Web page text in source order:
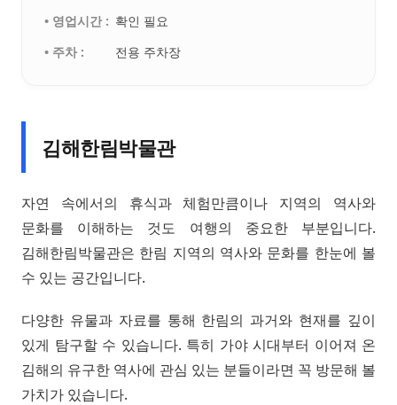
• 영업시간 : 확인 필요
• 주차 :
전용 주차장
김해한림박물관
자연 속에서의 휴식과 체험만큼이나 지역의 역사와
문화를 이해하는 것도 여행의 중요한 부분입니다.
김해한림박물관은 한림 지역의 역사와 문화를 한눈에 볼
수 있는 공간입니다.
다양한 유물과 자료를 통해 한림의 과거와 현재를 깊이
있게 탐구할 수 있습니다. 특히 가야 시대부터 이어져 온
김해의 유구한 역사에 관심 있는 분들이라면 꼭 방문해 볼
가치가 있습니다.